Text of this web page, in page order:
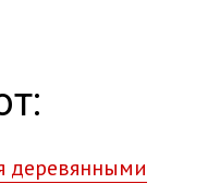
деревянными